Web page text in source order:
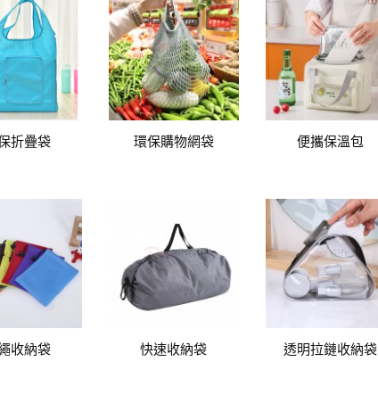
折疊袋 環保購物網袋 便攜保溫包
收納袋 快速收納袋 透明拉鏈收納袋